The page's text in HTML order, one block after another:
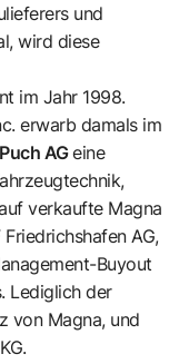
und
, wird diese
im Jahr 1998.
erwarb damals im
AGeine
verkaufte Magna
AG,
Buyout
Lediglich der
von Magna, und